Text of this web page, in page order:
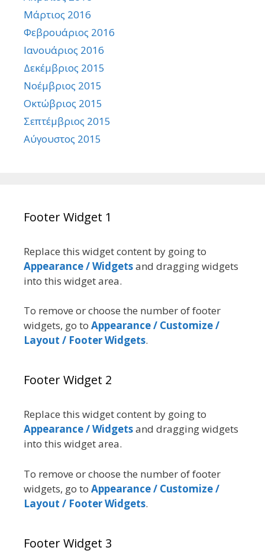
Μάρτιος 2016
Φεβρουάριος 2016
Ιανουάριος 2016
Δεκέμβριος 2015
Νοέμβριος 2015
Οκτώβριος 2015
Σεπτέμβριος 2015
Αύγουστος 2015
Footer Widget 1
Replace this widget content by going to
Appearance / Widgetsand dragging widgets
into this widget area.
To remove or choose the number of footer
widgets, go to Appearance / Customize /
Layout / Footer Widgets.
Footer Widget 2
Replace this widget content by going to
Appearance / Widgetsand dragging widgets
into this widget area.
To remove or choose the number of footer
widgets, go to Appearance / Customize /
Layout / Footer Widgets.
Footer Widget 3